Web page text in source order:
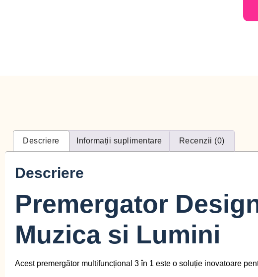
Descriere Informații suplimentare Recenzii (0)
Descriere
Premergator
Muzica si Lumini
Acest premergător multifuncțional 3 în 1 este o soluție inovatoare